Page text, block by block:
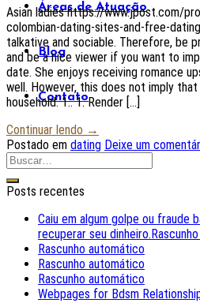
Áreas de Atuação
Blog
Contato
Asian ladies https://www.jpost.com/
colombian-dating-sites-and-free-
talkative and sociable. Therefore, be
and be a nice viewer if you want to
date. She enjoys receiving romance
well. However, this does not imply
household. 1.. 1. Render […]
Continuar lendo →
Postado em dating Deixe um
Posts recentes
Caiu em algum golpe ou fraude
recuperar seu
Rascunho automático
Rascunho automático
Rascunho automático
Webpages for Bdsm